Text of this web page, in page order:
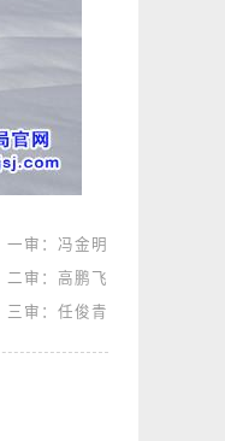
一审：冯金明
二审：高鹏飞
三审：任俊青